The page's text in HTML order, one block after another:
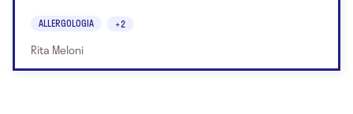
ALLERGOLOGIA +2
Rita Meloni